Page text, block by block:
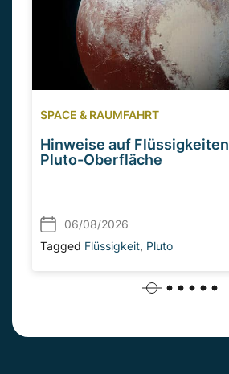
SPACE & RAUMFAHRT
Hinweise auf
Pluto-Oberfläche
06/08/2026
Tagged Flüssigkeit, Pluto